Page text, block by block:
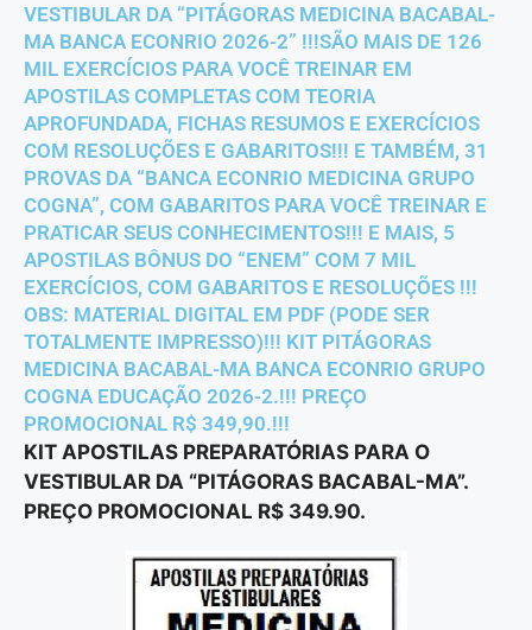
VESTIBULAR DA “PITÁGORAS MEDICINA BACABAL-
MA BANCA ECONRIO 2026-2” !!!SÃO MAIS DE 126
MIL EXERCÍCIOS PARA VOCÊ TREINAR EM
APOSTILAS COMPLETAS COM TEORIA
APROFUNDADA, FICHAS RESUMOS E EXERCÍCIOS
COM RESOLUÇÕES E GABARITOS!!! E TAMBÉM, 31
PROVAS DA “BANCA ECONRIO MEDICINA GRUPO
COGNA”, COM GABARITOS PARA VOCÊ TREINAR E
PRATICAR SEUS CONHECIMENTOS!!! E MAIS, 5
APOSTILAS BÔNUS DO “ENEM” COM 7 MIL
EXERCÍCIOS, COM GABARITOS E RESOLUÇÕES !!!
OBS: MATERIAL DIGITAL EM PDF (PODE SER
TOTALMENTE IMPRESSO)!!! KIT PITÁGORAS
MEDICINA BACABAL-MA BANCA ECONRIO GRUPO
COGNA EDUCAÇÃO 2026-2.!!! PREÇO
PROMOCIONAL R$ 349,90.!!!
KIT APOSTILAS PREPARATÓRIAS PARA O
VESTIBULAR DA “PITÁGORAS BACABAL-MA”.
PREÇO PROMOCIONAL R$ 349.90.